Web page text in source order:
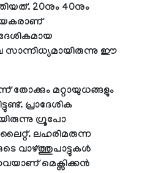
20നും 40നും
സാന്നിധ്യമായിരുന്നു ഈ
തോക്കും മറ്റായുധങ്ങളും
പ്രാദേശിക
ഗ്രൂപോ
ലഹരിമരുന്ന
വാഴ്ത്തുപാട്ടുകൾ
മെക്സിക്കൻ